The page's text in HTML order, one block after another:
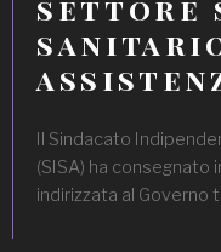
settore
Il Sindacato
(SISA) ha consegnato
indirizzata al Governo